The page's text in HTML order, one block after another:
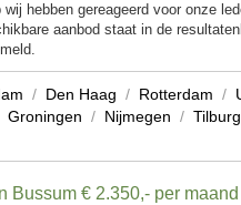
hebben gereageerd voor onze
aanbod staat in de
/ Den Haag / Rotterdam /
Groningen / Nijmegen / Tilburg
Bussum € 2.350,- per maand